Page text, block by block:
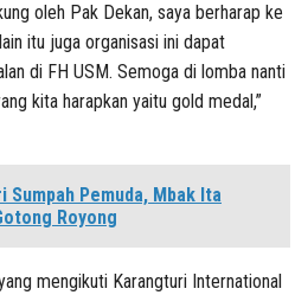
oleh Pak Dekan, saya berharap ke
itu juga organisasi ini dapat
di FH USM. Semoga di lomba nanti
kita harapkan yaitu gold medal,”
Sumpah Pemuda, Mbak Ita
Royong
mengikuti Karangturi International